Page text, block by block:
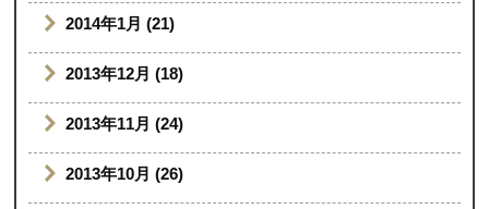
2014年1月 (21)
2013年12月 (18)
2013年11月 (24)
2013年10月 (26)